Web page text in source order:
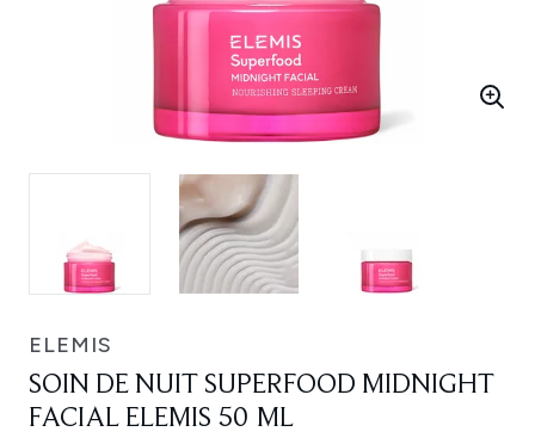
ELEMIS
SOIN DE NUIT SUPERFOOD MIDNIGHT
FACIAL ELEMIS 50 ML